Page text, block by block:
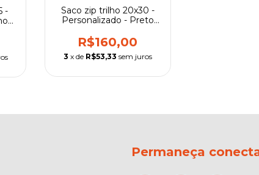
-
Saco zip trilho 20x30 -
Personalizado - Preto
R$160,00
3 x de R$53,33 sem juros
Permaneça